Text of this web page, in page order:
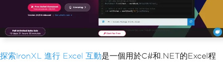
探索IronXL 進行 Excel 互動是一個用於C#和.NET的Excel程